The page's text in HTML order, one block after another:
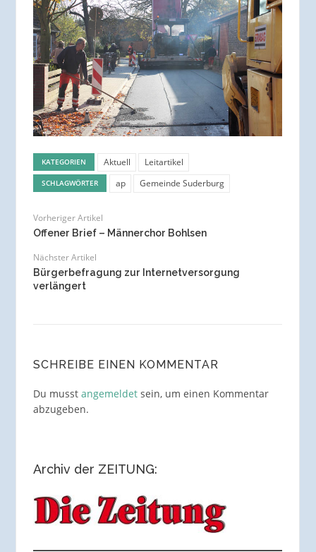
KATEGORIEN Aktuell Leitartikel
SCHLAGWÖRTER ap Gemeinde Suderburg
Vorheriger Artikel
Offener Brief – Männerchor Bohlsen
Nächster Artikel
Bürgerbefragung zur Internetversorgung
verlängert
SCHREIBE EINEN KOMMENTAR
Du musst angemeldetsein, um einen Kommentar
abzugeben.
Archiv der ZEITUNG: